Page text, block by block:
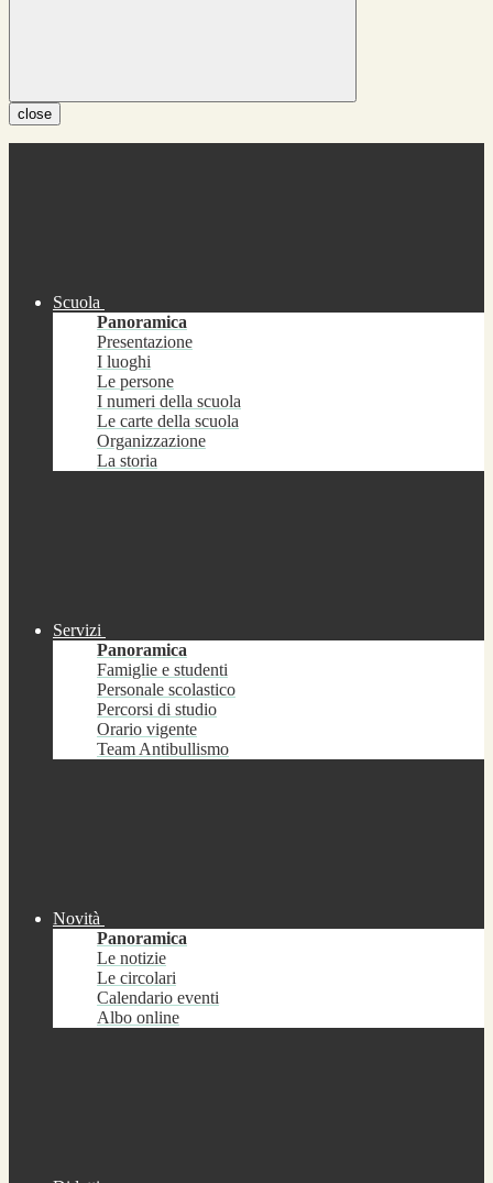
close
Scuola
Panoramica
Presentazione
I luoghi
Le persone
I numeri della scuola
Le carte della scuola
Organizzazione
La storia
Servizi
Panoramica
Famiglie e studenti
Personale scolastico
Percorsi di studio
Orario vigente
Team Antibullismo
Novità
Panoramica
Le notizie
Le circolari
Calendario eventi
Albo online